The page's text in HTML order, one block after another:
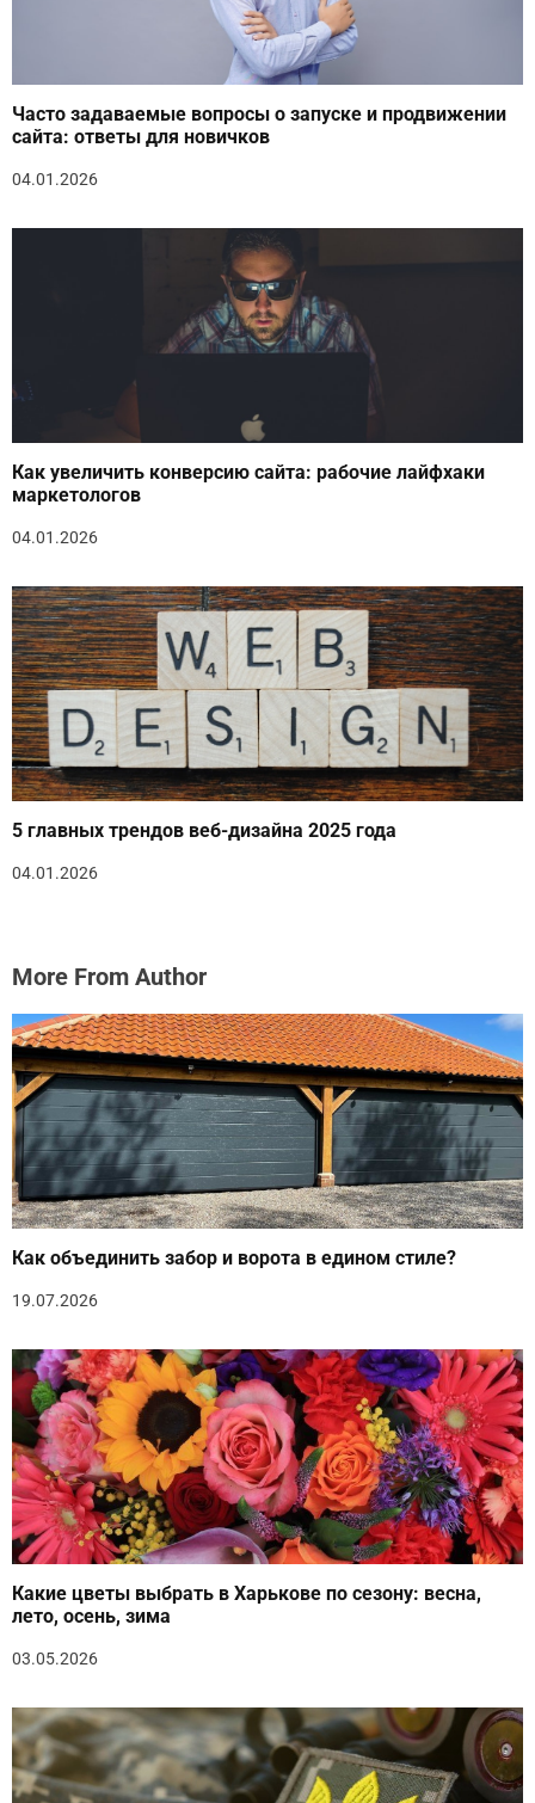
Часто задаваемые вопросы о запуске и продвижении
сайта: ответы для новичков
04.01.2026
Как увеличить конверсию сайта: рабочие лайфхаки
маркетологов
04.01.2026
5 главных трендов веб-дизайна 2025 года
04.01.2026
More From Author
Как объединить забор и ворота в едином стиле?
19.07.2026
Какие цветы выбрать в Харькове по сезону: весна,
лето, осень, зима
03.05.2026